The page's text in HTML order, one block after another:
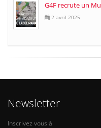
G4F recrute un
2 avril 2025
Newsletter
Inscrivez vous à